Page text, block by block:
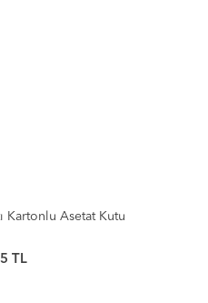
Kartonlu Asetat Kutu
TL